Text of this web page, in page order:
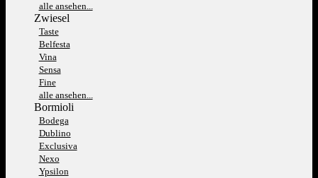
alle ansehen...
Zwiesel
Taste
Belfesta
Vina
Sensa
Fine
alle ansehen...
Bormioli
Bodega
Dublino
Exclusiva
Nexo
Ypsilon